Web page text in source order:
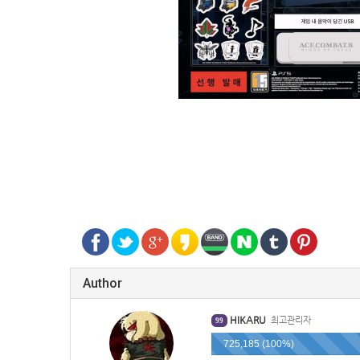
Author
99 HIKARU 최고관리자
725,185 (100%)